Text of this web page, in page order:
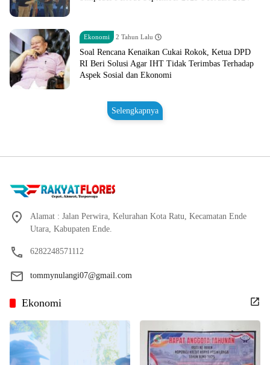
Ekonomi 2 Tahun Lalu
Soal Rencana Kenaikan Cukai Rokok, Ketua DPD
RI Beri Solusi Agar IHT Tidak Terimbas Terhadap
Aspek Sosial dan Ekonomi
Selengkapnya
Alamat : Jalan Perwira, Kelurahan Kota Ratu, Kecamatan Ende
Utara, Kabupaten Ende.
6282248571112
tommynulangi07@gmail.com
Ekonomi